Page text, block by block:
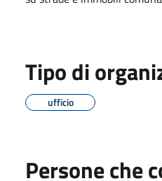
Tipo di
ufficio
Persone che